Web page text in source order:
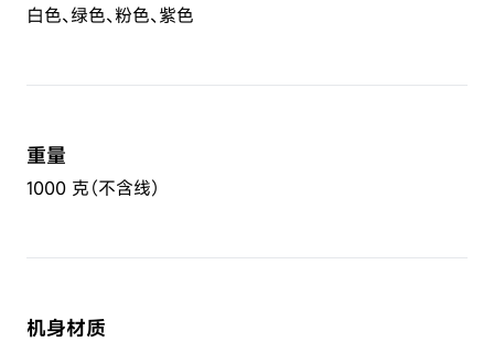
白色、绿色、粉色、紫色
重量
1000 克（不含线）
机身材质